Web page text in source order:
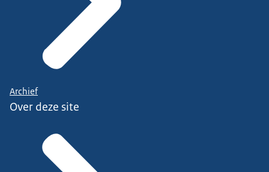
Archief
Over deze site